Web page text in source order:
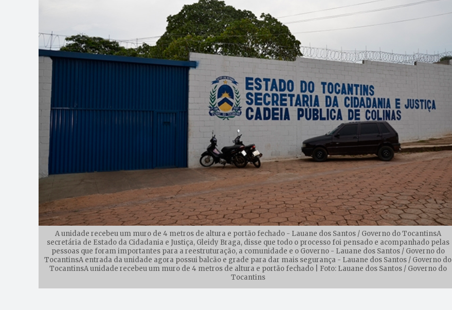
A unidade recebeu um muro de 4 metros de altura e portão fechado - Lauane dos Santos / Governo do TocantinsA
secretária de Estado da Cidadania e Justiça, Gleidy Braga, disse que todo o processo foi pensado e acompanhado pelas
pessoas que foram importantes para a reestruturação, a comunidade e o Governo - Lauane dos Santos / Governo do
TocantinsA entrada da unidade agora possui balcão e grade para dar mais segurança - Lauane dos Santos / Governo do
TocantinsA unidade recebeu um muro de 4 metros de altura e portão fechado | Foto: Lauane dos Santos / Governo do
Tocantins